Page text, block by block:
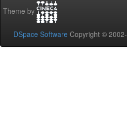
Theme by
DSpace Software Copyright ©